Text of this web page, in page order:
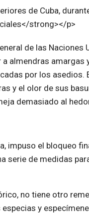
de las
almendras amargas
por los asedios.
y el olor de sus
demasiado al
impuso el bloqueo
serie de medidas
no tiene otro
y